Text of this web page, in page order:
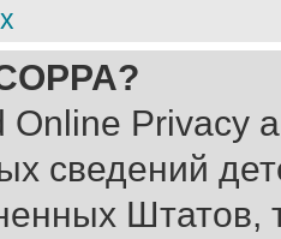
Online Privacy
сведений
Штатов,